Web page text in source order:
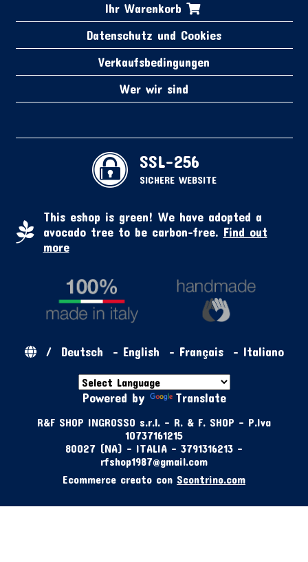
Ihr Warenkorb
Datenschutz und Cookies
Verkaufsbedingungen
Wer wir sind
SSL-256
SICHERE WEBSITE
This eshop is green! We have adopted a
avocado tree to be carbon-free. Find out
more
/ Deutsch - English - Français- Italiano
Powered by Translate
R&F SHOP INGROSSO s.r.l. - R. & F. SHOP - P.Iva
10737161215
80027 (NA) - ITALIA - 3791316213 -
rfshop1987@gmail.com
Ecommerce creato con Scontrino.com